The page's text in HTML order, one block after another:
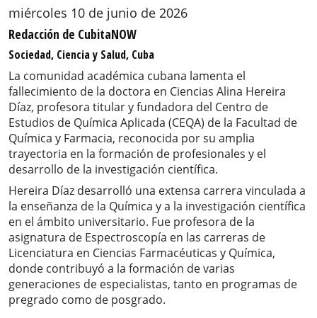
miércoles 10 de junio de 2026
Redacción de CubitaNOW
Sociedad, Ciencia y Salud, Cuba
La comunidad académica cubana lamenta el
fallecimiento de la doctora en Ciencias Alina Hereira
Díaz, profesora titular y fundadora del Centro de
Estudios de Química Aplicada (CEQA) de la Facultad de
Química y Farmacia, reconocida por su amplia
trayectoria en la formación de profesionales y el
desarrollo de la investigación científica.
Hereira Díaz desarrolló una extensa carrera vinculada a
la enseñanza de la Química y a la investigación científica
en el ámbito universitario. Fue profesora de la
asignatura de Espectroscopía en las carreras de
Licenciatura en Ciencias Farmacéuticas y Química,
donde contribuyó a la formación de varias
generaciones de especialistas, tanto en programas de
pregrado como de posgrado.